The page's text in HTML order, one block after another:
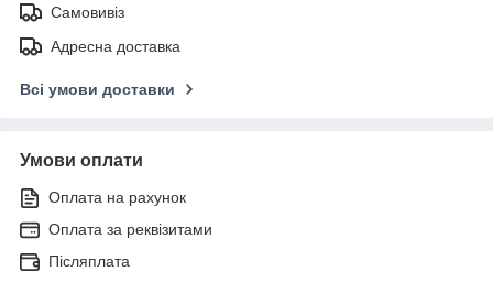
Самовивіз
Адресна доставка
Всі умови доставки
Умови оплати
Оплата на рахунок
Оплата за реквізитами
Післяплата